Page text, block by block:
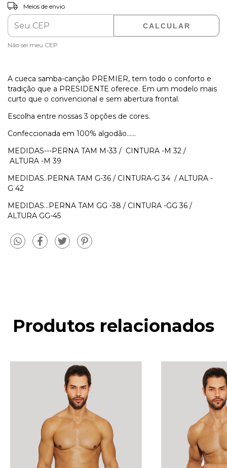
Entregas para o CEP:
Meios de envio
CALCULAR
Não sei meu CEP
A cueca samba-canção PREMIER, tem todo o conforto e
tradição que a PRESIDENTE oferece. Em um modelo mais
curto que o convencional e sem abertura frontal.
Escolha entre nossas 3 opções de cores.
Confeccionada em 100% algodão......
MEDIDAS---PERNA TAM M-33 / CINTURA -M 32 /
ALTURA -M 39
MEDIDAS..PERNA TAM G-36 / CINTURA-G 34 / ALTURA -
G 42
MEDIDAS...PERNA TAM GG -38 / CINTURA -GG 36 /
ALTURA GG-45
Produtos relacionados